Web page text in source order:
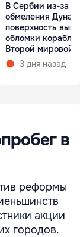
В Сербии из-за
обмеления Дуная
поверхность
обломки корабля
Второй мировой
3 дня назад
в
реформы
акции
городов.